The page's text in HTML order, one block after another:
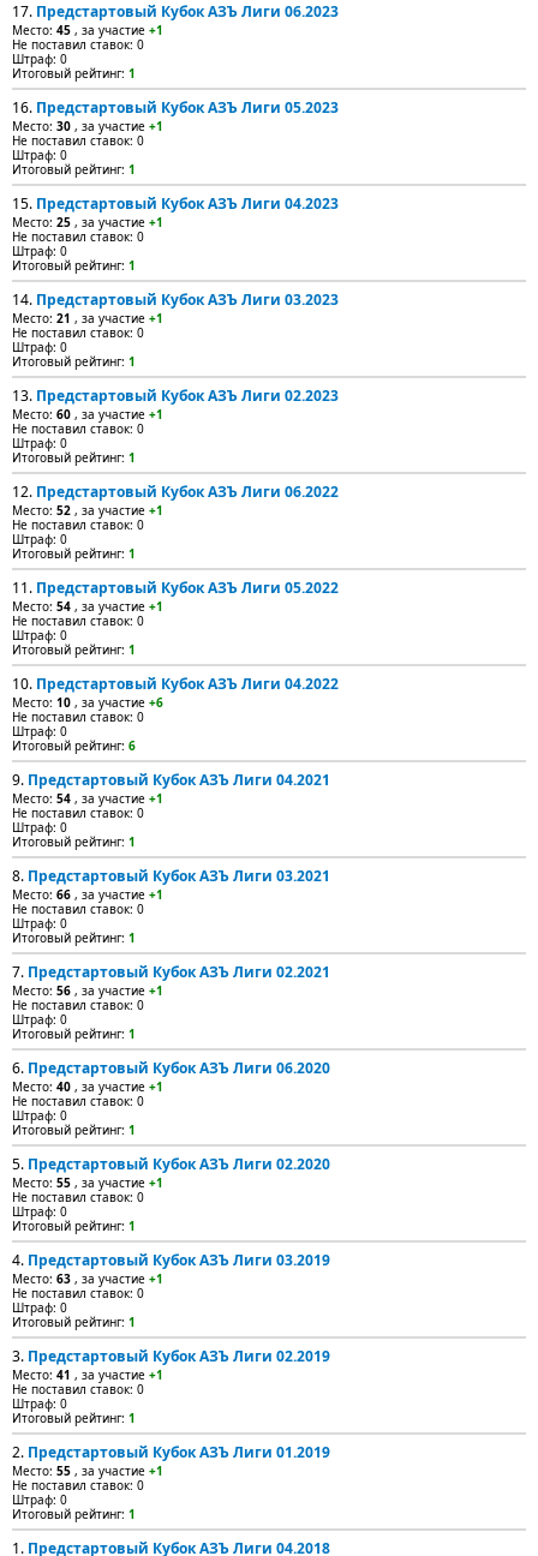
17. Предстартовый Кубок АЗЪ Лиги 06.2023
Место: 45 , за участие +1
Не поставил ставок: 0
Штраф: 0
Итоговый рейтинг: 1
16. Предстартовый Кубок АЗЪ Лиги 05.2023
Место: 30 , за участие +1
Не поставил ставок: 0
Штраф: 0
Итоговый рейтинг: 1
15. Предстартовый Кубок АЗЪ Лиги 04.2023
Место: 25 , за участие +1
Не поставил ставок: 0
Штраф: 0
Итоговый рейтинг: 1
14. Предстартовый Кубок АЗЪ Лиги 03.2023
Место: 21 , за участие +1
Не поставил ставок: 0
Штраф: 0
Итоговый рейтинг: 1
13. Предстартовый Кубок АЗЪ Лиги 02.2023
Место: 60 , за участие +1
Не поставил ставок: 0
Штраф: 0
Итоговый рейтинг: 1
12. Предстартовый Кубок АЗЪ Лиги 06.2022
Место: 52 , за участие +1
Не поставил ставок: 0
Штраф: 0
Итоговый рейтинг: 1
11. Предстартовый Кубок АЗЪ Лиги 05.2022
Место: 54 , за участие +1
Не поставил ставок: 0
Штраф: 0
Итоговый рейтинг: 1
10. Предстартовый Кубок АЗЪ Лиги 04.2022
Место: 10 , за участие +6
Не поставил ставок: 0
Штраф: 0
Итоговый рейтинг: 6
9. Предстартовый Кубок АЗЪ Лиги 04.2021
Место: 54 , за участие +1
Не поставил ставок: 0
Штраф: 0
Итоговый рейтинг: 1
8. Предстартовый Кубок АЗЪ Лиги 03.2021
Место: 66 , за участие +1
Не поставил ставок: 0
Штраф: 0
Итоговый рейтинг: 1
7. Предстартовый Кубок АЗЪ Лиги 02.2021
Место: 56 , за участие +1
Не поставил ставок: 0
Штраф: 0
Итоговый рейтинг: 1
6. Предстартовый Кубок АЗЪ Лиги 06.2020
Место: 40 , за участие +1
Не поставил ставок: 0
Штраф: 0
Итоговый рейтинг: 1
5. Предстартовый Кубок АЗЪ Лиги 02.2020
Место: 55 , за участие +1
Не поставил ставок: 0
Штраф: 0
Итоговый рейтинг: 1
4. Предстартовый Кубок АЗЪ Лиги 03.2019
Место: 63 , за участие +1
Не поставил ставок: 0
Штраф: 0
Итоговый рейтинг: 1
3. Предстартовый Кубок АЗЪ Лиги 02.2019
Место: 41 , за участие +1
Не поставил ставок: 0
Штраф: 0
Итоговый рейтинг: 1
2. Предстартовый Кубок АЗЪ Лиги 01.2019
Место: 55 , за участие +1
Не поставил ставок: 0
Штраф: 0
Итоговый рейтинг: 1
1. Предстартовый Кубок АЗЪ Лиги 04.2018